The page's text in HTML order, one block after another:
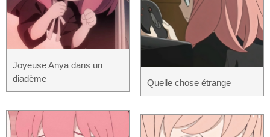
Joyeuse Anya dans un
diadème
Quelle chose étrange